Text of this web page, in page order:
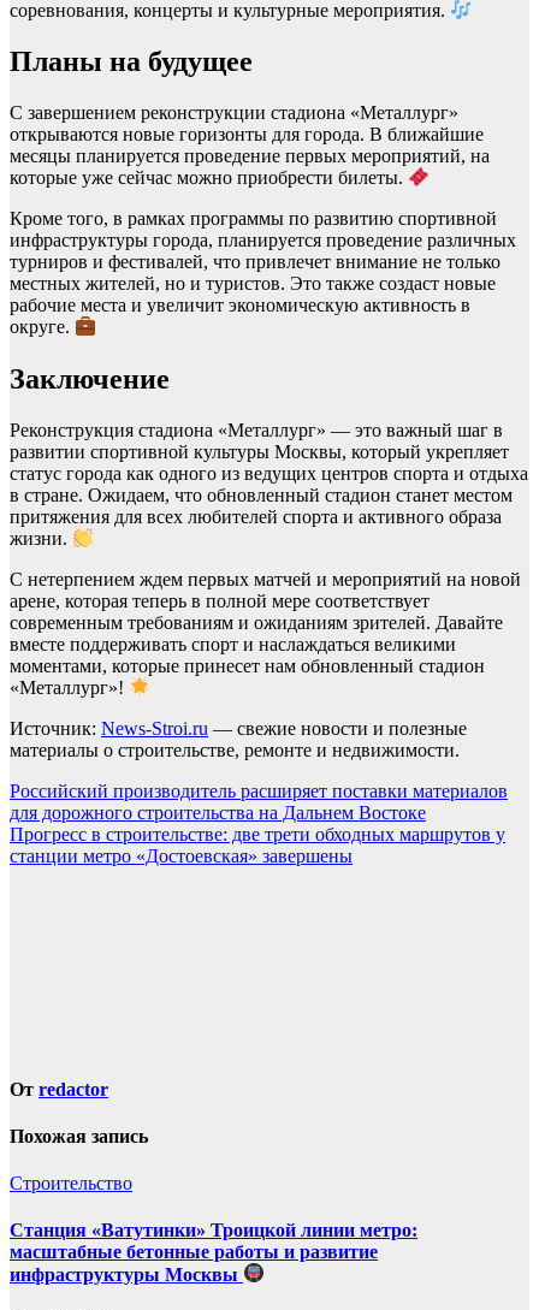
соревнования, концерты и культурные мероприятия.
Планы на будущее
С завершением реконструкции стадиона «Металлург»
открываются новые горизонты для города. В ближайшие
месяцы планируется проведение первых мероприятий, на
которые уже сейчас можно приобрести билеты.
Кроме того, в рамках программы по развитию спортивной
инфраструктуры города, планируется проведение различных
турниров и фестивалей, что привлечет внимание не только
местных жителей, но и туристов. Это также создаст новые
рабочие места и увеличит экономическую активность в
округе.
Заключение
Реконструкция стадиона «Металлург» — это важный шаг в
развитии спортивной культуры Москвы, который укрепляет
статус города как одного из ведущих центров спорта и отдыха
в стране. Ожидаем, что обновленный стадион станет местом
притяжения для всех любителей спорта и активного образа
жизни.
С нетерпением ждем первых матчей и мероприятий на новой
арене, которая теперь в полной мере соответствует
современным требованиям и ожиданиям зрителей. Давайте
вместе поддерживать спорт и наслаждаться великими
моментами, которые принесет нам обновленный стадион
«Металлург»!
Источник: News-Stroi.ru — свежие новости и полезные
материалы о строительстве, ремонте и недвижимости.
Навигация
по
записям
Российский производитель расширяет поставки материалов
для дорожного строительства на Дальнем Востоке
Прогресс в строительстве: две трети обходных маршрутов у
станции метро «Достоевская» завершены
От redactor
Похожая запись
Строительство
Станция «Ватутинки» Троицкой линии метро:
масштабные бетонные работы и развитие
инфраструктуры Москвы